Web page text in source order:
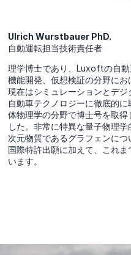
Ulrich Wurstbauer PhD.
自動運転担当技術責任者
理学博士であり、Luxoftの自動
機能開発、仮想検証の分野にお
現在はシミュレーションとデ
自動車テクノロジーに徹底的
体物理学の分野で博士号を取
した。非常に特異な量子物理
次元物質であるグラフェンに
国際特許出願に加えて、これ
います。